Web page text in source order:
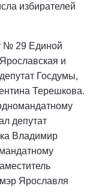
избирателей
№ 29 Единой
и
Госдумы,
Терешкова.
депутат
Владимир
мэр Ярославля